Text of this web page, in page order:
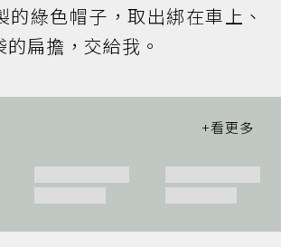
的綠色帽子，取出綁在車上、
扁擔，交給我。